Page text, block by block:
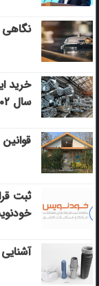
نگاهی
خرید
سال ۱۴۰۲
ثبت